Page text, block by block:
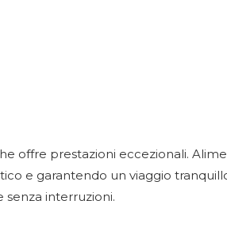
offre prestazioni eccezionali.
e garantendo un viaggio
senza interruzioni.